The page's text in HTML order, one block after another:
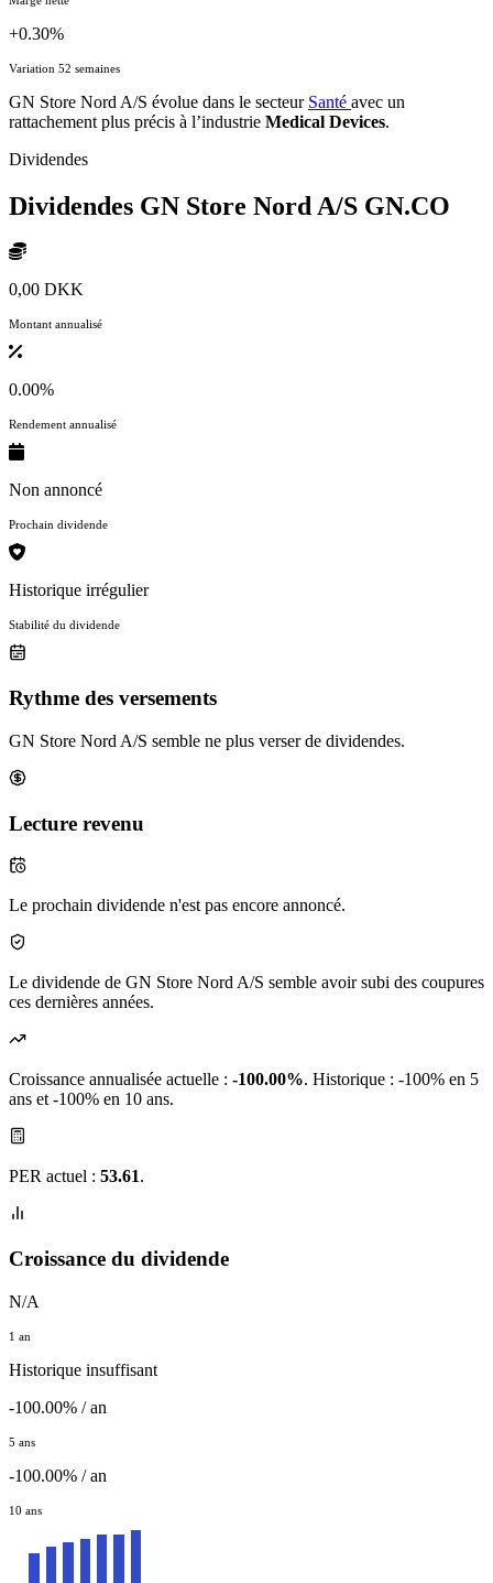
+0.30%
Variation 52 semaines
GN Store Nord A/S évolue dans le secteur Santé avec un
rattachement plus précis à l’industrie Medical Devices.
Dividendes
Dividendes GN Store Nord A/S GN.CO
0,00 DKK
Montant annualisé
0.00%
Rendement annualisé
Non annoncé
Prochain dividende
Historique irrégulier
Stabilité du dividende
Rythme des versements
GN Store Nord A/S semble ne plus verser de dividendes.
Lecture revenu
Le prochain dividende n'est pas encore annoncé.
Le dividende de GN Store Nord A/S semble avoir subi des coupures
ces dernières années.
Croissance annualisée actuelle : -100.00%. Historique : -100% en 5
ans et -100% en 10 ans.
PER actuel : 53.61.
Croissance du dividende
N/A
1 an
Historique insuffisant
-100.00% / an
5 ans
-100.00% / an
10 ans